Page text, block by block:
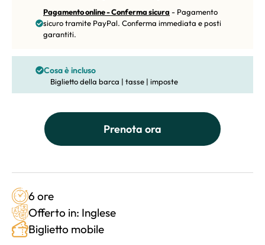
Pagamento online - Conferma sicura - Pagamento
sicuro tramite PayPal. Conferma immediata e posti
garantiti.
Cosa è incluso
Biglietto della barca | tasse | imposte
Prenota ora
6 ore
Offerto in: Inglese
Biglietto mobile